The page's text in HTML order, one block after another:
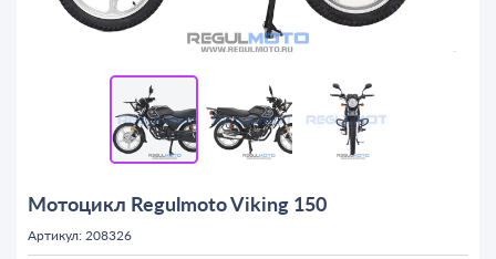
Мотоцикл Regulmoto Viking 150
Артикул: 208326